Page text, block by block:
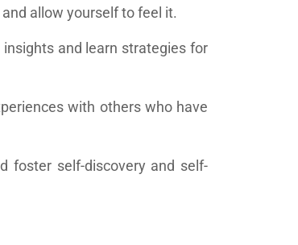
allow yourself to feel it.
and learn strategies for
with others who have
foster self-discovery and self-